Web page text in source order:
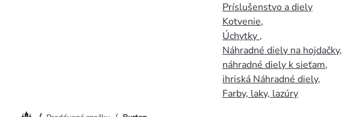
Príslušenstvo a diely
Kotvenie,
Úchytky ,
Náhradné diely na hojdačky,
náhradné diely k sieťam,
ihriská Náhradné diely,
Farby, laky, lazúry